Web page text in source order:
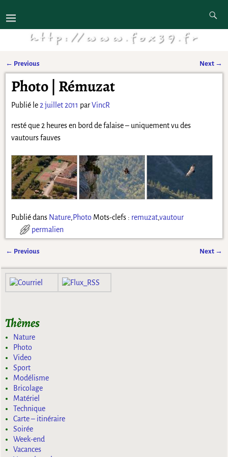
Navigation des articles
← Previous Next →
Photo | Rémuzat
Publié le 2 juillet 2011 parVincR
resté que 2 heures en bord de falaise – uniquement vu des
vautours fauves
Publié dans Nature,Photo Mots-clefs : remuzat,vautour
permalien
← Previous Next →
Thèmes
Nature
Photo
Video
Sport
Modélisme
Bricolage
Matériel
Technique
Carte – itinéraire
Soirée
Week-end
Vacances